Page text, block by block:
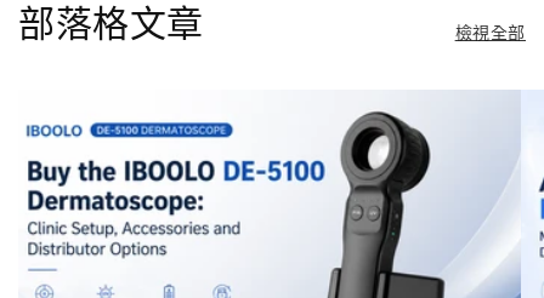
部落格文章 檢視全部